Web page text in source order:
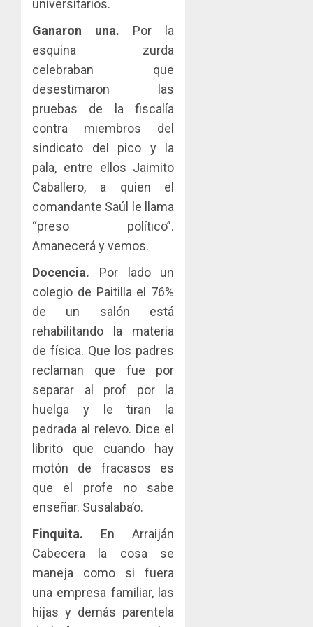
universitarios.
Ganaron una. Por la
esquina zurda
celebraban que
desestimaron las
pruebas de la fiscalía
contra miembros del
sindicato del pico y la
pala, entre ellos Jaimito
Caballero, a quien el
comandante Saúl le llama
“preso político”.
Amanecerá y vemos.
Docencia. Por lado un
colegio de Paitilla el 76%
de un salón está
rehabilitando la materia
de física. Que los padres
reclaman que fue por
separar al prof por la
huelga y le tiran la
pedrada al relevo. Dice el
librito que cuando hay
motón de fracasos es
que el profe no sabe
enseñar. Susalaba’o.
Finquita. En Arraiján
Cabecera la cosa se
maneja como si fuera
una empresa familiar, las
hijas y demás parentela